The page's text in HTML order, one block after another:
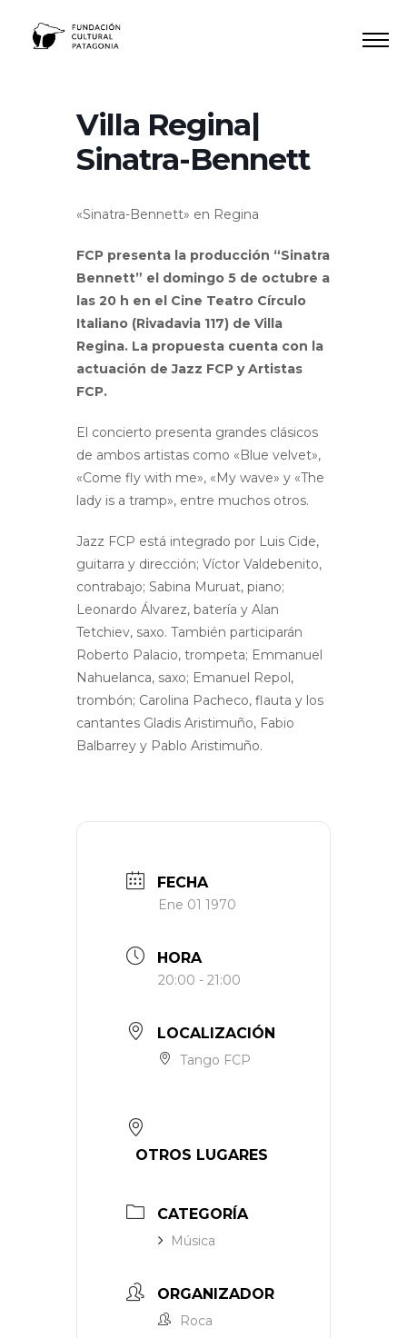
Villa Regina|
Sinatra-Bennett
«Sinatra-Bennett» en Regina
FCP presenta la producción “Sinatra
Bennett” el domingo 5 de octubre a
las 20 h en el Cine Teatro Círculo
Italiano (Rivadavia 117) de Villa
Regina. La propuesta cuenta con la
actuación de Jazz FCP y Artistas
FCP.
El concierto presenta grandes clásicos
de ambos artistas como «Blue velvet»,
«Come fly with me», «My wave» y «The
lady is a tramp», entre muchos otros.
Jazz FCP está integrado por Luis Cide,
guitarra y dirección; Víctor Valdebenito,
contrabajo; Sabina Muruat, piano;
Leonardo Álvarez, batería y Alan
Tetchiev, saxo. También participarán
Roberto Palacio, trompeta; Emmanuel
Nahuelanca, saxo; Emanuel Repol,
trombón; Carolina Pacheco, flauta y los
cantantes Gladis Aristimuño, Fabio
Balbarrey y Pablo Aristimuño.
FECHA
Ene 01 1970
HORA
20:00 - 21:00
LOCALIZACIÓN
Tango FCP
OTROS LUGARES
CATEGORÍA
Música
ORGANIZADOR
Roca